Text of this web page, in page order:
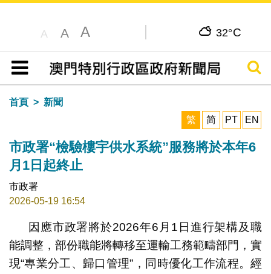
A A A 32°C
目錄
搜尋
首頁
新聞
繁
简 PT EN
市政署“檢驗樓宇供水系統”服務將於本年6
月1日起終止
市政署
2026-05-19 16:54
因應市政署將於2026年6月1日進行架構及職
能調整，部份職能將轉移至運輸工務範疇部門，實
現“專業分工、歸口管理”，同時優化工作流程。經